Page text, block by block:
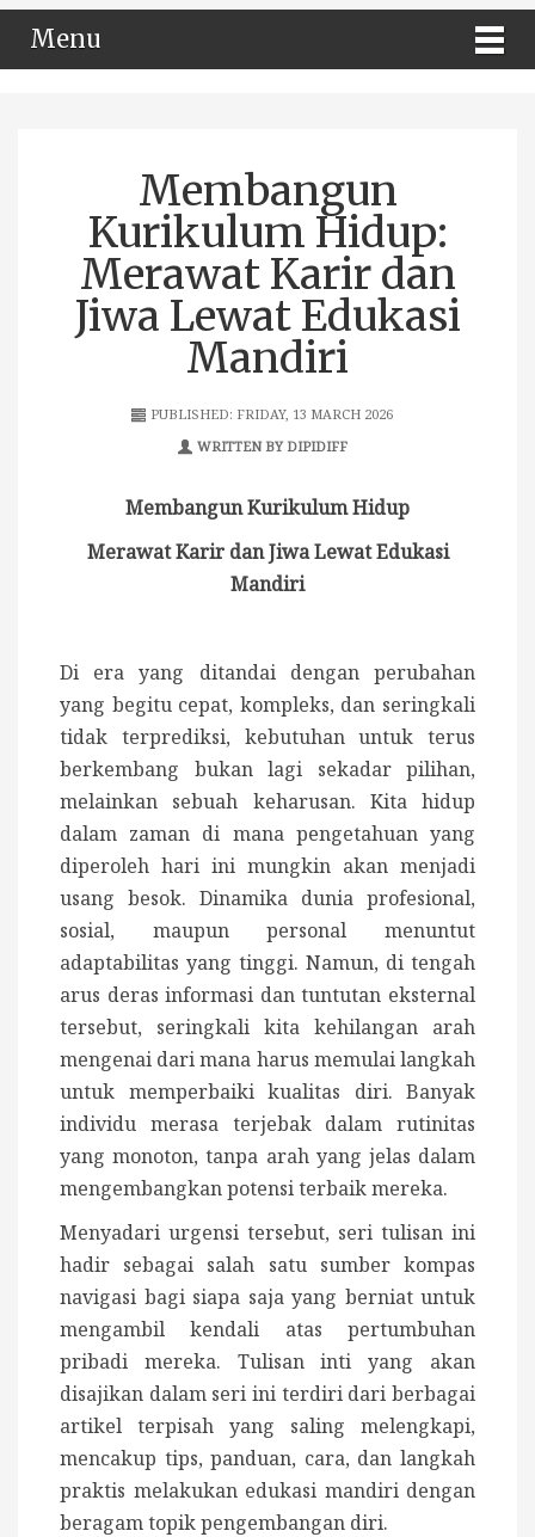
Menu
Membangun
Kurikulum Hidup:
Merawat Karir dan
Jiwa Lewat Edukasi
Mandiri
PUBLISHED: FRIDAY, 13 MARCH 2026
WRITTEN BY DIPIDIFF
Membangun Kurikulum Hidup
Merawat Karir dan Jiwa Lewat Edukasi
Mandiri
Di era yang ditandai dengan perubahan
yang begitu cepat, kompleks, dan seringkali
tidak terprediksi, kebutuhan untuk terus
berkembang bukan lagi sekadar pilihan,
melainkan sebuah keharusan. Kita hidup
dalam zaman di mana pengetahuan yang
diperoleh hari ini mungkin akan menjadi
usang besok. Dinamika dunia profesional,
sosial, maupun personal menuntut
adaptabilitas yang tinggi. Namun, di tengah
arus deras informasi dan tuntutan eksternal
tersebut, seringkali kita kehilangan arah
mengenai dari mana harus memulai langkah
untuk memperbaiki kualitas diri. Banyak
individu merasa terjebak dalam rutinitas
yang monoton, tanpa arah yang jelas dalam
mengembangkan potensi terbaik mereka.
Menyadari urgensi tersebut, seri tulisan ini
hadir sebagai salah satu sumber kompas
navigasi bagi siapa saja yang berniat untuk
mengambil kendali atas pertumbuhan
pribadi mereka. Tulisan inti yang akan
disajikan dalam seri ini terdiri dari berbagai
artikel terpisah yang saling melengkapi,
mencakup tips, panduan, cara, dan langkah
praktis melakukan edukasi mandiri dengan
beragam topik pengembangan diri.